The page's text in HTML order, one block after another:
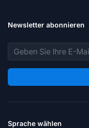
Newsletter abonnieren
E-Mail-Adresse
Sprache wählen